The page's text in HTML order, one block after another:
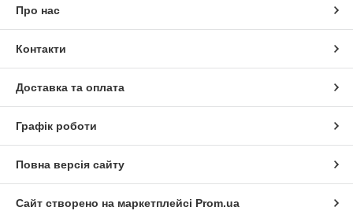
Про нас
Контакти
Доставка та оплата
Графік роботи
Повна версія сайту
Сайт створено на маркетплейсі Prom.ua